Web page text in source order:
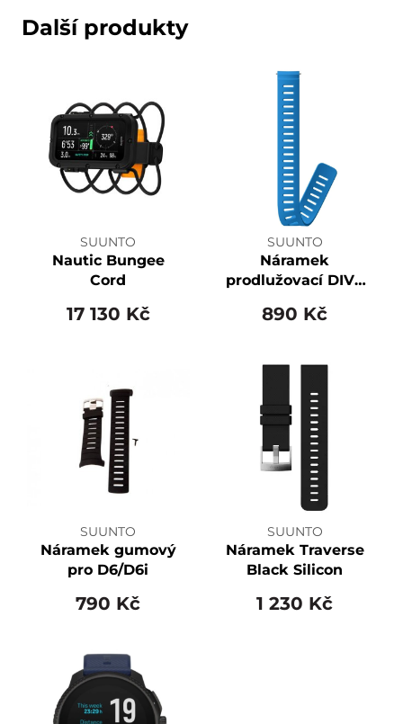
Další produkty
SUUNTO
Nautic Bungee
Cord
17 130 Kč
SUUNTO
Náramek
prodlužovací DIVE
XL
890 Kč
SUUNTO
Náramek gumový
pro D6/D6i
790 Kč
SUUNTO
Náramek Traverse
Black Silicon
1 230 Kč